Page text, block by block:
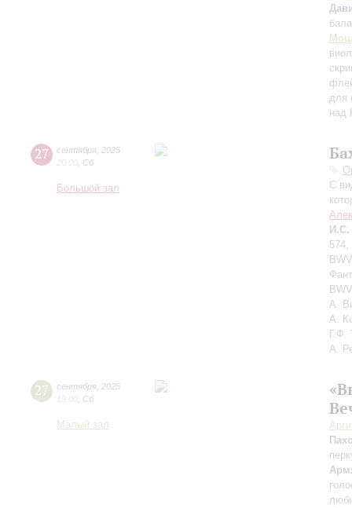
для
над
27 сентября 2025
20:00 Сб
Большой зал
С
И.С.
А.
А.
Г.Ф.
А.
27 сентября 2025
19:00 Сб
Малый зал